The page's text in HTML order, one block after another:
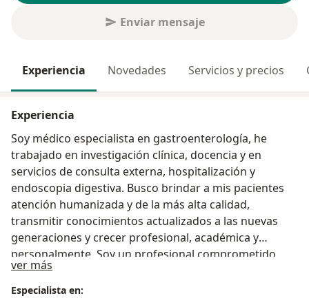
Enviar mensaje
Experiencia Novedades Servicios y precios
Experiencia
Soy médico especialista en gastroenterología, he
trabajado en investigación clínica, docencia y en
servicios de consulta externa, hospitalización y
endoscopia digestiva. Busco brindar a mis pacientes
atención humanizada y de la más alta calidad,
transmitir conocimientos actualizados a las nuevas
generaciones y crecer profesional, académica y
personalmente. Soy un profesional comprometido,
dispuesto a ayudar en lo que los pacientes y mis
colegas necesiten.
ver más
Especialista en: